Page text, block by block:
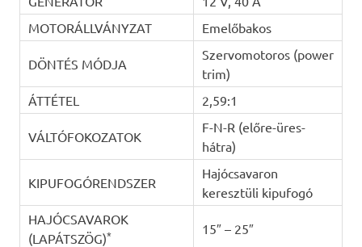
MOTORÁLLVÁNYZAT
Emelőbakos
DÖNTÉS MÓDJA
Szervomotoros (power
trim)
ÁTTÉTEL
2,59:1
VÁLTÓFOKOZATOK
F-N-R (előre-üres-
hátra)
KIPUFOGÓRENDSZER
Hajócsavaron
keresztüli kipufogó
HAJÓCSAVAROK
(LAPÁTSZÖG)* 15″ – 25″